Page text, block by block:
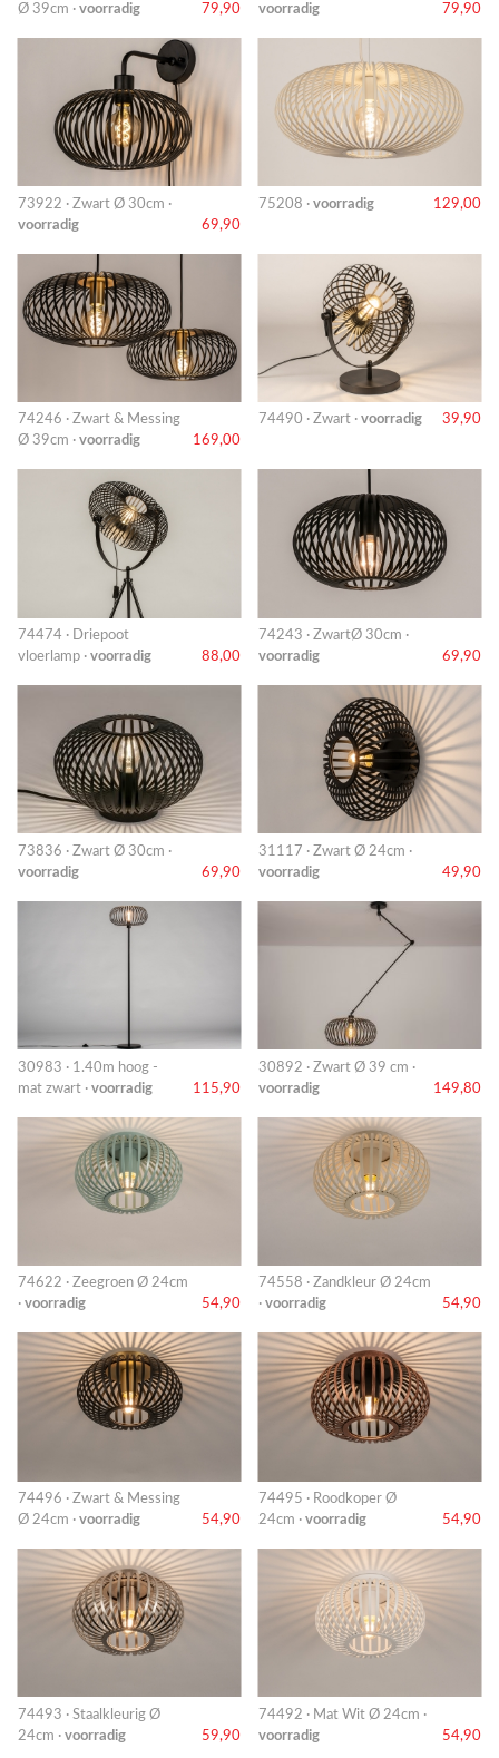
Ø 39cm · voorradig 79,90
voorradig
79,90
73922 · Zwart Ø 30cm ·
voorradig
69,90
75208 · voorradig 129,00
74246 · Zwart & Messing
Ø 39cm · voorradig 169,00
74490 · Zwart · voorradig 39,90
74474 · Driepoot
vloerlamp · voorradig 88,00
74243 · ZwartØ 30cm ·
voorradig
69,90
73836 · Zwart Ø 30cm ·
voorradig
69,90
31117 · Zwart Ø 24cm ·
voorradig
49,90
30983 · 1.40m hoog -
mat zwart · voorradig 115,90
30892 · Zwart Ø 39 cm ·
voorradig
149,80
74622 · Zeegroen Ø 24cm
· voorradig 54,90
74558 · Zandkleur Ø 24cm
· voorradig 54,90
74496 · Zwart & Messing
Ø 24cm · voorradig 54,90
74495 · Roodkoper Ø
24cm · voorradig 54,90
74493 · Staalkleurig Ø
24cm · voorradig 59,90
74492 · Mat Wit Ø 24cm ·
voorradig
54,90